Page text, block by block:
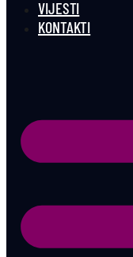
VIJESTI
KONTAKTI